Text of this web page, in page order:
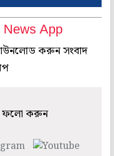
App
করুন সংবাদ
ফলো করুন